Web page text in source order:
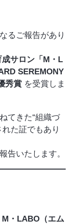
るご報告があり
サロン「M・L
SEREMONY
秀賞 を受賞しま
てきた“組織づ
た証でもあり
告いたします。
M・LABO（エム